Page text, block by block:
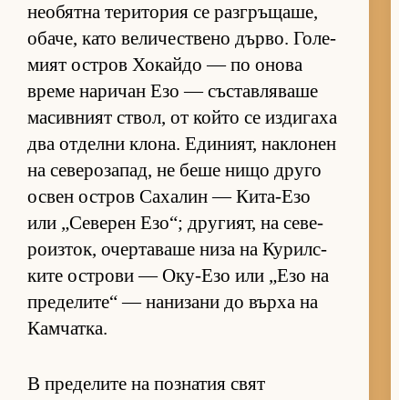
не­о­бятна те­ри­то­рия се раз­г­ръ­ща­ше,
оба­че, като ве­ли­чес­т­вено дър­во. Го­ле­
мият ос­т­ров Хо­кайдо — по онова
време на­ри­чан Езо — със­тав­ля­ваше
ма­сив­ният ствол, от който се из­ди­гаха
два от­делни кло­на. Еди­ни­ят, нак­ло­нен
на се­ве­ро­за­пад, не беше нищо друго
ос­вен ос­т­ров Са­ха­лин — Ки­та-Езо
или „Се­ве­рен Езо“; дру­ги­ят, на се­ве­
ро­из­ток, очер­та­ваше низа на Ку­рил­с­
ките ос­т­рови — Оку-Езо или „Езо на
пре­де­ли­те“ — на­ни­зани до върха на
Кам­чат­ка.
В пределите на познатия свят